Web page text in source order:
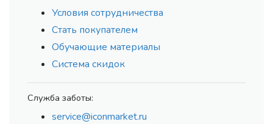
Условия сотрудничества
Стать покупателем
Обучающие материалы
Система скидок
Служба заботы:
service@iconmarket.ru